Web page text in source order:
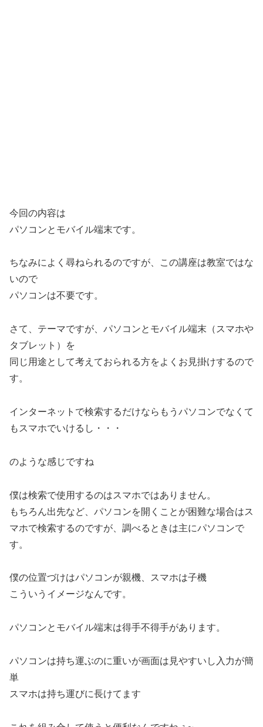
今回の内容は
パソコンとモバイル端末です。
ちなみによく尋ねられるのですが、この講座は教室ではな
いので
パソコンは不要です。
さて、テーマですが、パソコンとモバイル端末（スマホや
タブレット）を
同じ用途として考えておられる方をよくお見掛けするので
す。
インターネットで検索するだけならもうパソコンでなくて
もスマホでいけるし・・・
のような感じですね
僕は検索で使用するのはスマホではありません。
もちろん出先など、パソコンを開くことが困難な場合はス
マホで検索するのですが、調べるときは主にパソコンで
す。
僕の位置づけはパソコンが親機、スマホは子機
こういうイメージなんです。
パソコンとモバイル端末は得手不得手があります。
パソコンは持ち運ぶのに重いが画面は見やすいし入力が簡
単
スマホは持ち運びに長けてます